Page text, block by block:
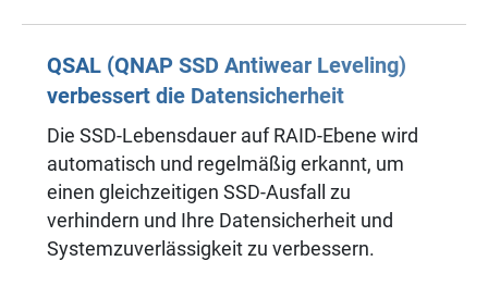
QSAL (QNAP SSD Antiwear Leveling)
verbessert die Datensicherheit
Die SSD-Lebensdauer auf RAID-Ebene wird
automatisch und regelmäßig erkannt, um
einen gleichzeitigen SSD-Ausfall zu
verhindern und Ihre Datensicherheit und
Systemzuverlässigkeit zu verbessern.